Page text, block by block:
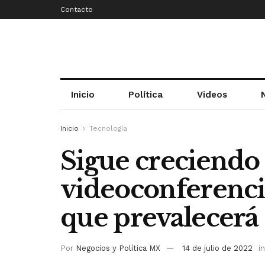
Contacto
Inicio Política Videos
Inicio Tecnología
Sigue creciendo
que prevalecerá
Por Negocios y Política MX 14 de julio de 2022 in